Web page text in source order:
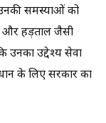
समस्याओं को
और हड़ताल जैसी
उनका उद्देश्य सेवा
के लिए सरकार का